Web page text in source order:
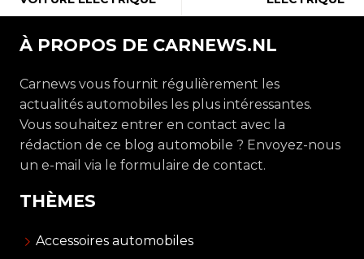
À PROPOS DE CARNEWS.NL
Carnews vous fournit régulièrement les
actualités automobiles les plus intéressantes.
Vous souhaitez entrer en contact avec la
rédaction de ce blog automobile ? Envoyez-nous
un e-mail via le formulaire de contact.
THÈMES
Accessoires automobiles